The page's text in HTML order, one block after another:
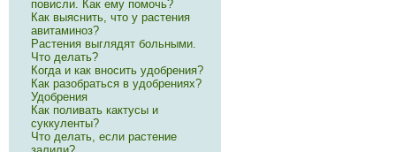
повисли. Как ему помочь?
Как выяснить, что у растения
авитаминоз?
Растения выглядят больными.
Что делать?
Когда и как вносить удобрения?
Как разобраться в удобрениях?
Удобрения
Как поливать кактусы и
суккуленты?
Что делать, если растение